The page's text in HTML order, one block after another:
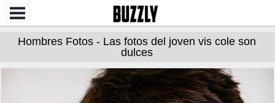
Hombres Fotos - Las fotos del joven vis cole son
dulces